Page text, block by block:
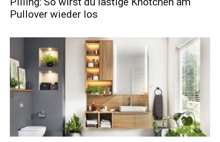
Pullover wieder los